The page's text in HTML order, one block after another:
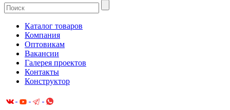
Каталог товаров
Компания
Оптовикам
Вакансии
Галерея проектов
Контакты
Конструктор